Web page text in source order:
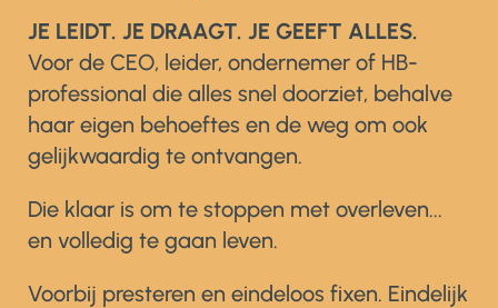
JE LEIDT. JE DRAAGT. JE GEEFT ALLES.
Voor de CEO, leider, ondernemer of HB-
professional die alles snel doorziet, behalve
haar eigen behoeftes en de weg om ook
gelijkwaardig te ontvangen.
Die klaar is om te stoppen met overleven...
en volledig te gaan leven.
Voorbij presteren en eindeloos fixen. Eindelijk